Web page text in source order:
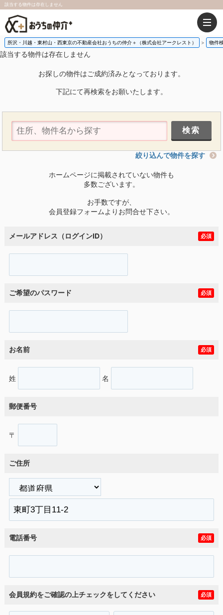
該当する物件は存在しません
所沢・川越・東村山・西東京の不動産会社おうちの仲介＋（株式会社アークレスト） 物件
該当する物件は存在しません
お探しの物件はご成約済みとなっております。
下記にて再検索をお願いたします。
絞り込んで物件を探す
ホームページに掲載されていない物件も
多数ございます。
お手数ですが、
会員登録フォームよりお問合せ下さい。
メールアドレス（ログインID） 必須
ご希望のパスワード 必須
お名前 必須
姓 名
郵便番号
〒
ご住所
電話番号 必須
会員規約をご確認の上チェックをしてください 必須